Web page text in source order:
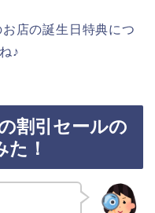
店の誕生日特典につ
♪
割引セールの
！